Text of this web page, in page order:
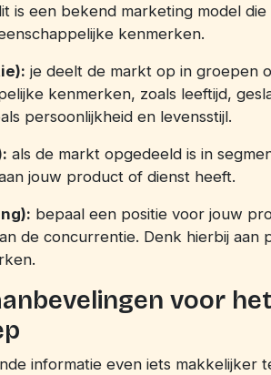
is een bekend marketing model
kenmerken.
je deelt de markt op in groepen
kenmerken, zoals leeftijd,
persoonlijkheid en levensstijl.
als de markt opgedeeld is in
jouw product of dienst heeft.
bepaal een positie voor jouw
de concurrentie. Denk hierbij aan
voor
informatie even iets makkelijker